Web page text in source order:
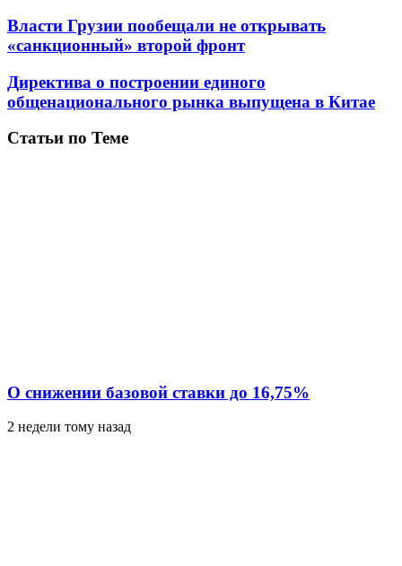
Власти Грузии пообещали не открывать
«санкционный» второй фронт
Директива о построении единого
общенационального рынка выпущена в Китае
Статьи по Теме
О снижении базовой ставки до 16,75%
2 недели тому назад